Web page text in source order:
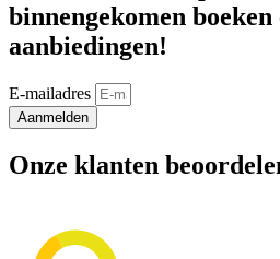
binnengekomen boeken
aanbiedingen!
E-mailadres
Aanmelden
Onze klanten